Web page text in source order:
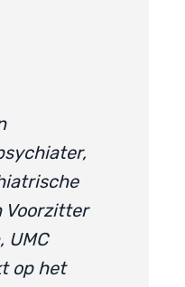
Voorzitter
UMC
op het